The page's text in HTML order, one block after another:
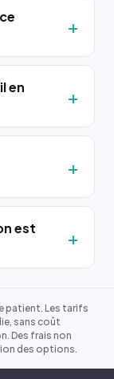
en
est
patient. Les tarifs
sans coût
Des frais non
des options.